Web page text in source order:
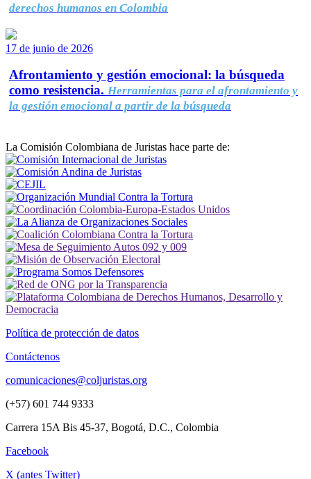
derechos humanos en Colombia
17 de junio de 2026
Afrontamiento y gestión emocional: la búsqueda
como resistencia. Herramientas para el afrontamiento y
la gestión emocional a partir de la búsqueda
La Comisión Colombiana de Juristas hace parte de:
Política de protección de datos
Contáctenos
comunicaciones@coljuristas.org
(+57) 601 744 9333
Carrera 15A Bis 45-37, Bogotá, D.C., Colombia
Facebook
X (antes Twitter)